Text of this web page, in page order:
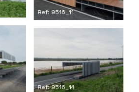
Ref: 9516_11
Ref: 9516_14